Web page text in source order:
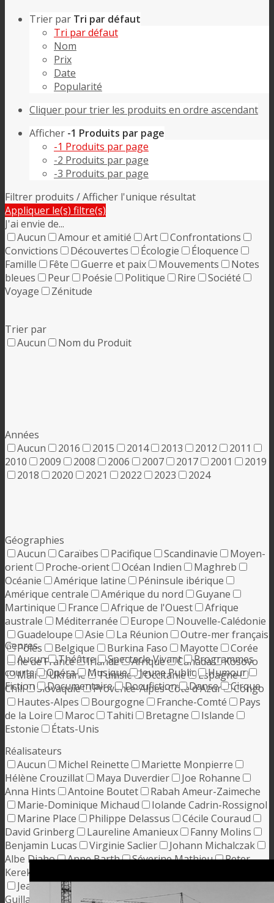
Trier par Tri par défaut
Tri par défaut
Nom
Prix
Date
Popularité
Cliquer pour trier les produits en ordre ascendant
Afficher -1 Produits par page
-1 Produits par page
-2 Produits par page
-3 Produits par page
Filtrer produits / Afficher l'unique résultat
Appliquer le(s) filtre(s)
J'ai envie de...
Aucun
Amour et amitié Art
Confrontations
Convictions
Découvertes Écologie
Éloquence
Famille
Fête Guerre et paix Mouvements
Notes
bleues
Peur Poésie Politique Rire
Société
Voyage
Zénitude
Trier par
Aucun
Nom du Produit
Années
Aucun
2016 2015 2014 2013 2012
2011
2010
2009 2008 2006 2007 2017 2001
2019
2018
2020 2021 2022 2023 2024
Géographies
Aucun
Caraïbes Pacifique Scandinavie
Moyen-
orient
Proche-orient Océan Indien
Maghreb
Océanie
Amérique latine
Péninsule ibérique
Amérique centrale
Amérique du nord
Guyane
Martinique
France Afrique de l'Ouest
Afrique
australe
Méditerranée Europe
Nouvelle-Calédonie
Guadeloupe
Asie La Réunion
Outre-mer français
Pôles
Belgique Burkina Faso Mayotte
Corée
Ile de France
Irlande Afrique Canada
Kosovo
Mali
Ukraine Tunisie Occitanie
Espagne
Chili
Slovaquie Provence-Alpes-Côte d'Azur
Congo
Hautes-Alpes
Bourgogne Franche-Comté
Pays
de la Loire
Maroc Tahiti Bretagne
Islande
Estonie
États-Unis
Genres
Aucun
Théâtre Spectacle Vivant
Programmes
courts
Opéra Musique Jeune Public
Humour
Fiction
Documentaire Docufiction Danse Cirque
Réalisateurs
Aucun
Michel Reinette
Mariette Monpierre
Hélène Crouzillat
Maya Duverdier
Joe Rohanne
Anna Hints
Antoine Boutet
Rabah Ameur-Zaimeche
Marie-Dominique Michaud
Iolande Cadrin-Rossignol
Marine Place
Philippe Delassus
Cécile Couraud
David Grinberg
Laureline Amanieux
Fanny Molins
Benjamin Lucas
Virginie Saclier
Johann Michalczak
Albe Diaho
Anne Barth Séverine Mathieu
Peter
Kerekes
Jean Boiron-Lajous
Maxime Giroux
Éric Michel
Guillaume de Ginestel
Myriam Verreault